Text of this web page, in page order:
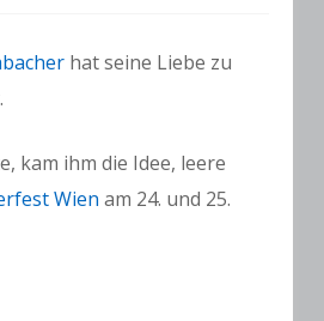
hat seine Liebe zu
kam ihm die Idee, leere
Wien am 24. und 25.